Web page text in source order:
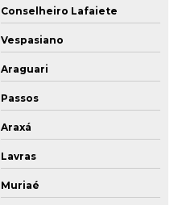
Conselheiro Lafaiete
Vespasiano
Araguari
Passos
Araxá
Lavras
Muriaé